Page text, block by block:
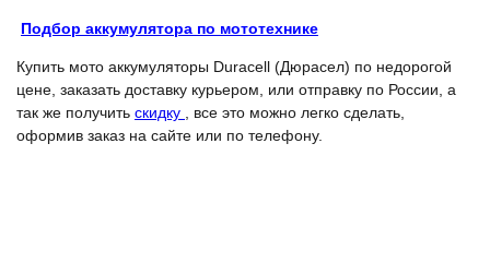
Подбор аккумулятора по мототехнике
Купить мото аккумуляторы Duracell (Дюрасел) по недорогой
цене, заказать доставку курьером, или отправку по России, а
так же получить скидку
, все это можно легко сделать,
оформив заказ на сайте или по телефону.